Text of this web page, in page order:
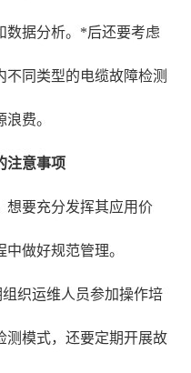
数据分析。*后还要考虑
同类型的电缆故障检测
费。
注意事项
想要充分发挥其应用价
做好规范管理。
织运维人员参加操作培
测模式，还要定期开展故